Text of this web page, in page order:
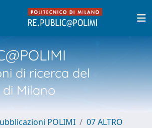
di ricerca del
Milano
POLIMI
07 ALTRO